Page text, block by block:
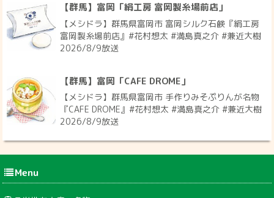
【群馬】富岡「絹工房 富岡製糸場前店」
【メシドラ】群馬県富岡市 富岡シルク石鹸『絹工房
富岡製糸場前店』#花村想太 #満島真之介 #兼近大樹
2026/8/9放送
【群馬】富岡「CAFE DROME」
【メシドラ】群馬県富岡市 手作りみそぷりんが名物
『CAFE DROME』#花村想太 #満島真之介 #兼近大樹
2026/8/9放送
Menu